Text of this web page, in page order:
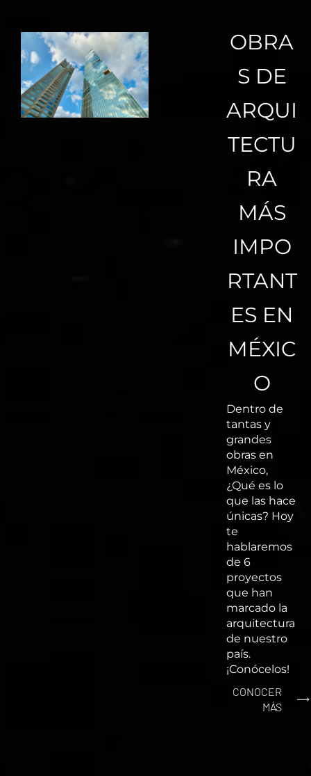
OBRA
S DE
ARQUI
TECTU
RA
MÁS
IMPO
RTANT
ES EN
MÉXIC
O
Dentro de
tantas y
grandes
obras en
México,
¿Qué es lo
que las hace
únicas? Hoy
te
hablaremos
de 6
proyectos
que han
marcado la
arquitectura
de nuestro
país.
¡Conócelos!
CONOCER
MÁS